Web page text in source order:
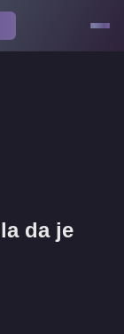
da je